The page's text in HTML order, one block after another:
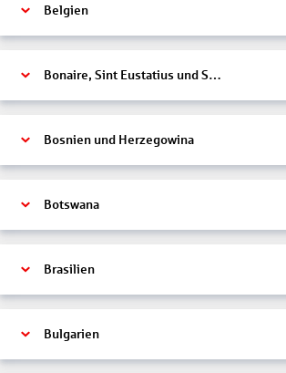
Belgien
Bonaire, Sint Eustatius und Saba
Bosnien und Herzegowina
Botswana
Brasilien
Bulgarien